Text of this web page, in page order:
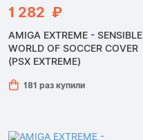
1 282 ₽
AMIGA EXTREME - SENSIBLE
WORLD OF SOCCER COVER
(PSX EXTREME)
181 раз купили